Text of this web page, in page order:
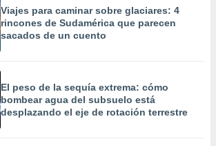
Viajes para caminar sobre glaciares: 4
rincones de Sudamérica que parecen
sacados de un cuento
El peso de la sequía extrema: cómo
bombear agua del subsuelo está
desplazando el eje de rotación terrestre